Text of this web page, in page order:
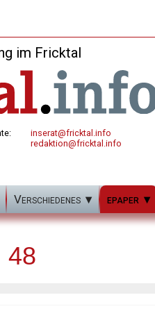
im Fricktal
inserat@fricktal.info
redaktion@fricktal.info
Verschiedenes epaper
48